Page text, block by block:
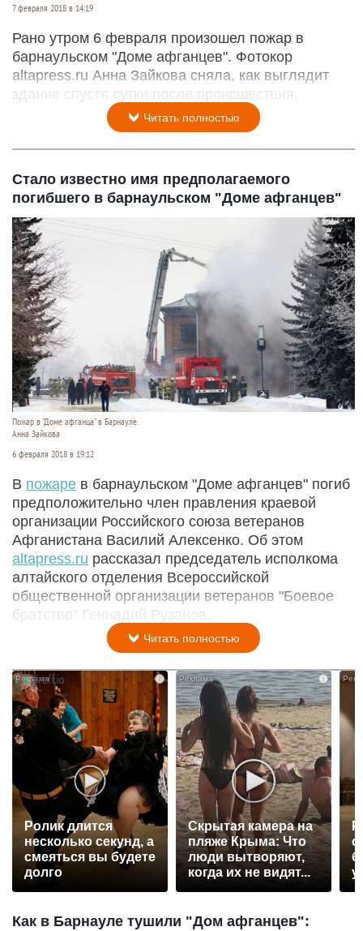
7 февраля 2018 в 14:19
Рано утром 6 февраля произошел пожар в
барнаульском "Доме афганцев". Фотокор
altapress.ru Анна Зайкова сняла, как выглядит
здание спустя сутки после происшествия.
Читать полностью
Стало известно имя предполагаемого
погибшего в барнаульском "Доме афганцев"
Пожар в "Доме афганца" в Барнауле.
Анна Зайкова
6 февраля 2018 в 19:12
В пожаре в барнаульском "Доме афганцев" погиб
предположительно член правления краевой
организации Российского союза ветеранов
Афганистана Василий Алексенко. Об этом
altapress.ru рассказал председатель исполкома
алтайского отделения Всероссийской
общественной организации ветеранов "Боевое
братство" Геннадий Рузанов.
Читать полностью
Ролик длится
несколько секунд, а
смеяться вы будете
долго
i
Скрытая камера на
пляже Крыма: Что
люди вытворяют,
когда их не видят...
Как в Барнауле тушили "Дом афганцев":